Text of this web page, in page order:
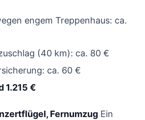
engem Treppenhaus: ca.
(40 km): ca. 80 €
ca. 60 €
1.215 €
Fernumzug Ein